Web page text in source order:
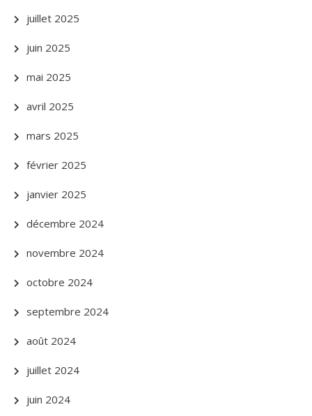
juillet 2025
juin 2025
mai 2025
avril 2025
mars 2025
février 2025
janvier 2025
décembre 2024
novembre 2024
octobre 2024
septembre 2024
août 2024
juillet 2024
juin 2024